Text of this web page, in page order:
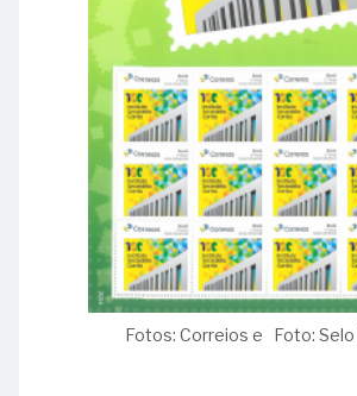
Fotos: Correios e Foto: Selo